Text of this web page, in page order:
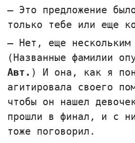
— Это предложение
только тебе или еще
— Нет, еще
(Названные фамилии
Авт. ) И она, как я
агитировала своего
чтобы он нашел
прошли в финал, и с
тоже поговорил.